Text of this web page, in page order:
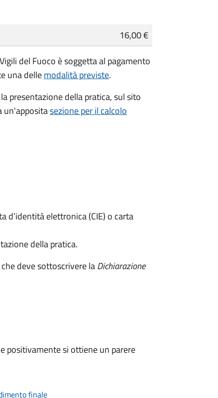
16,00 €
del Fuoco è soggetta al pagamento
una dellemodalità previste.
presentazione della pratica, sul sito
un'appositasezione per il calcolo
d’identità elettronica (CIE) o carta
della pratica.
deve sottoscrivere laDichiarazione
positivamente si ottiene un parere
finale